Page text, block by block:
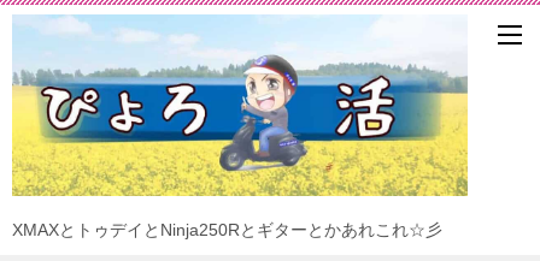
XMAXとトゥデイとNinja250Rとギターとかあれこれ☆彡